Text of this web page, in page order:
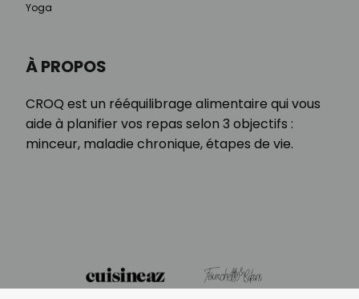
À PROPOS
CROQ est un rééquilibrage alimentaire qui vous
aide à planifier vos repas selon 3 objectifs :
minceur, maladie chronique, étapes de vie.
Yoga